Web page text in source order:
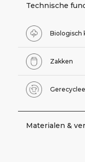
Technische
Biologisch
Zakken
Materialen &